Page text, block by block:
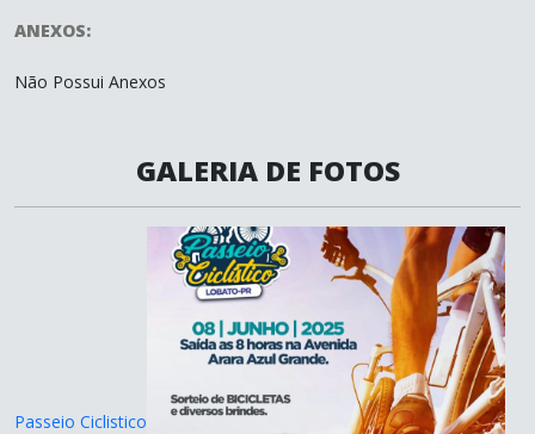
ANEXOS:
Não Possui Anexos
GALERIA DE FOTOS
Passeio Ciclistico